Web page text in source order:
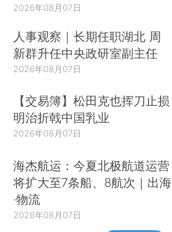
2026年08月07日
人事观察｜长期任职湖北 周
新群升任中央政研室副主任
2026年08月07日
【交易簿】松田克也挥刀止损
明治折戟中国乳业
2026年08月07日
海杰航运：今夏北极航道运营
将扩大至7条船、8航次｜出海
·物流
2026年08月07日